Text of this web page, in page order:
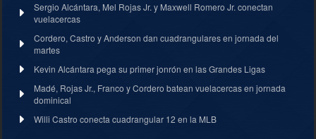
Sergio Alcántara, Mel Rojas Jr. y Maxwell Romero Jr. conectan
vuelacercas
Cordero, Castro y Anderson dan cuadrangulares en jornada del
martes
Kevin Alcántara pega su primer jonrón en las Grandes Ligas
Madé, Rojas Jr., Franco y Cordero batean vuelacercas en jornada
dominical
Willi Castro conecta cuadrangular 12 en la MLB